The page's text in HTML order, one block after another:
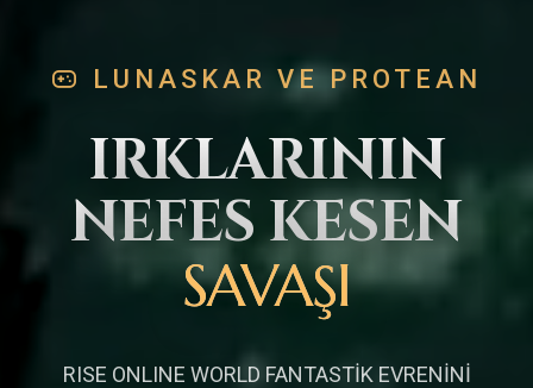
LUNASKAR VE PROTEAN
IRKLARININ
NEFES KESEN
SAVAŞI
RISE ONLINE WORLD FANTASTİK EVRENİNİ